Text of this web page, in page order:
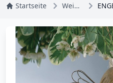
Startseite Weihnachten